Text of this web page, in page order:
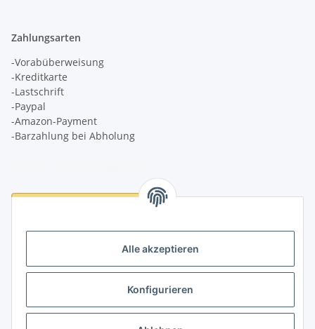
Alle akzeptieren
Konfigurieren
Zahlungsarten
-Vorabüberweisung
-Kreditkarte
-Lastschrift
-Paypal
-Amazon-Payment
-Barzahlung bei Abholung
Logistikpartner
Informationen